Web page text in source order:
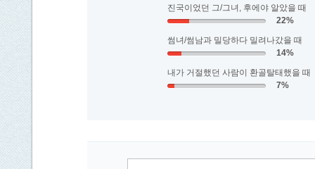
진국이었던 그/그녀, 후에야 알았을 때
22%
썸녀/썸남과 밀당하다 밀려나갔을 때
14%
내가 거절했던 사람이 환골탈태했을 때
7%